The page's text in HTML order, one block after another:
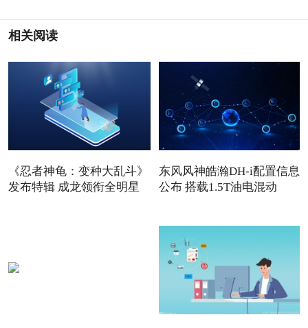
相关阅读
《忍者神龟：变种大乱斗》
发布特辑 成龙领衔全明星
东风风神皓瀚DH-i配置信息
公布 搭载1.5T油电混动